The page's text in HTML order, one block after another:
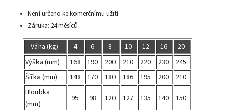
Není určeno ke komerčnímu užití
Záruka: 24 měsíců
Váha (kg) 4 6 8 10 12 16
20
Výška (mm)
168 190 200 210 220 230
245
Šířka (mm)
148 170 180 186 195 200
210
Hloubka
(mm)
95 98 120 127 135 140 150